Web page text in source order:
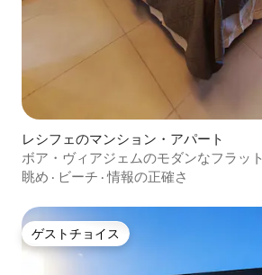
レシフェのマンション・アパート
ボア・ヴィアジェムのモダンなフラッ
ョン
眺め · ビーチ ·情報の正確さ
ゲストチョイス
ゲストチョイス